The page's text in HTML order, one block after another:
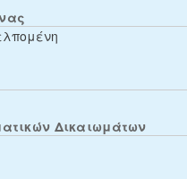
Δικαιωμάτων